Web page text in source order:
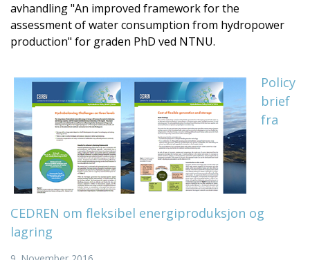
avhandling "An improved framework for the
assessment of water consumption from hydropower
production" for graden PhD ved NTNU.
Policy
brief
fra
CEDREN om fleksibel energiproduksjon og
lagring